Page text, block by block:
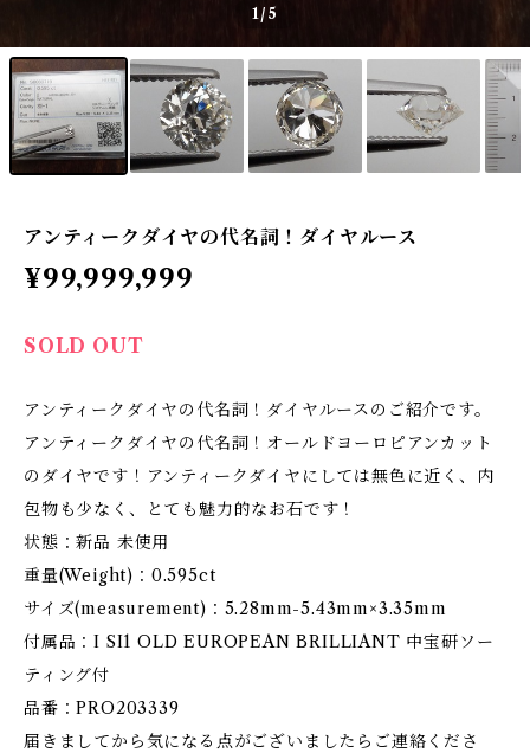
1/5
アンティークダイヤの代名詞！ダイヤルース
¥99,999,999
SOLD OUT
アンティークダイヤの代名詞！ダイヤルースのご紹介です。
アンティークダイヤの代名詞！オールドヨーロピアンカット
のダイヤです！アンティークダイヤにしては無色に近く、内
包物も少なく、とても魅力的なお石です！
状態：新品 未使用
重量(Weight)：0.595ct
サイズ(measurement)：5.28mm-5.43mm×3.35mm
付属品：I SI1 OLD EUROPEAN BRILLIANT 中宝研ソー
ティング付
品番：PRO203339
届きましてから気になる点がございましたらご連絡くださ